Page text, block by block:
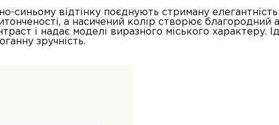
синьому відтінку поєднують стриману
а насичений колір створює благородний
і надає моделі виразного міського характеру.
зручність.